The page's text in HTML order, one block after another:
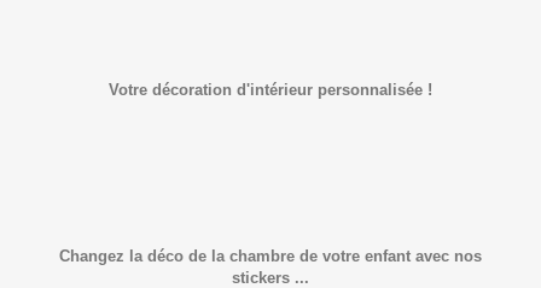
Votre décoration d'intérieur personnalisée !
Changez la déco de la chambre de votre enfant avec nos
stickers ...